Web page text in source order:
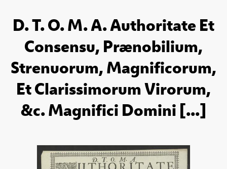
D. T. O. M. A. Authoritate Et
Consensu, Prænobilium,
Strenuorum, Magnificorum,
Et Clarissimorum Virorum,
&c. Magnifici Domini [...]